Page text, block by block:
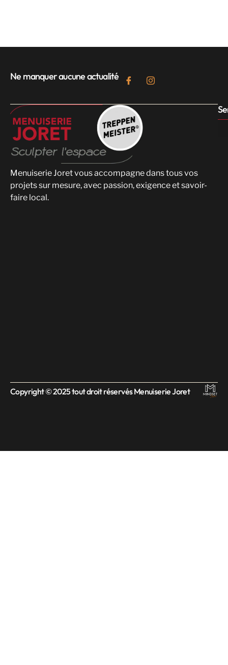
Ne manquer aucune actualité
Menuiserie Joret vous accompagne dans tous vos
projets sur mesure, avec passion, exigence et savoir-
faire local.
Copyright © 2025 tout droit réservés Menuiserie Joret